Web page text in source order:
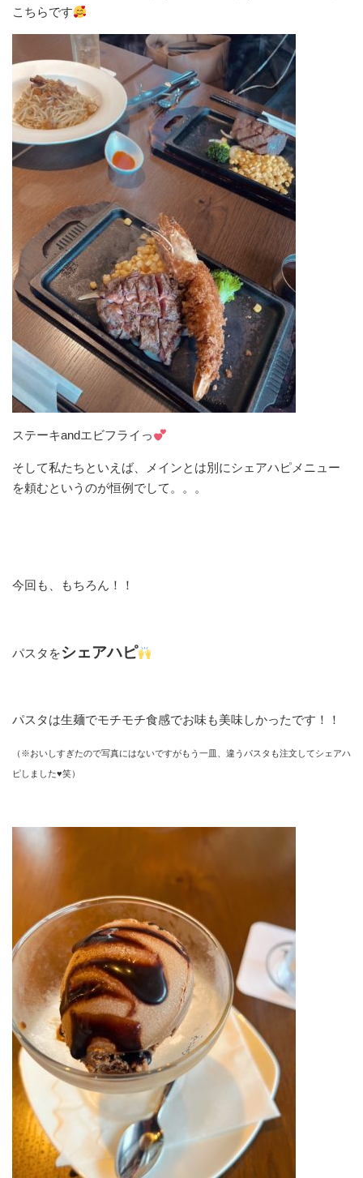
こちらです
ステーキandエビフライっ
そして私たちといえば、メインとは別にシェアハピメニュー
を頼むというのが恒例でして。。。
今回も、もちろん！！
パスタをシェアハピ
パスタは生麺でモチモチ食感でお味も美味しかったです！！
（※おいしすぎたので写真にはないですがもう一皿、違うパスタも注文してシェアハ
ピしました♥笑）